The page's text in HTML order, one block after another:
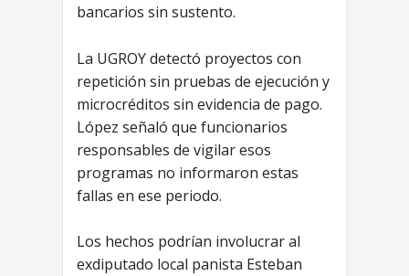
bancarios sin sustento.
La UGROY detectó proyectos con
repetición sin pruebas de ejecución y
microcréditos sin evidencia de pago.
López señaló que funcionarios
responsables de vigilar esos
programas no informaron estas
fallas en ese periodo.
Los hechos podrían involucrar al
exdiputado local panista Esteban